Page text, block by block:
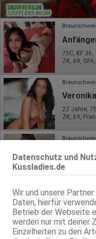
Datenschutz und
Kussladies.de
Wir und unsere
Daten, hierfür
Betrieb der Webseite
werden nur mit deiner
Einzelheiten zu den
75C, KF
Veronika
Ts
TS, 85C,
Katarina
ZK, AV, 69,